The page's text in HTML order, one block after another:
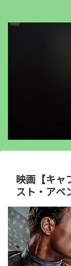
映画【キャ
スト・アベ